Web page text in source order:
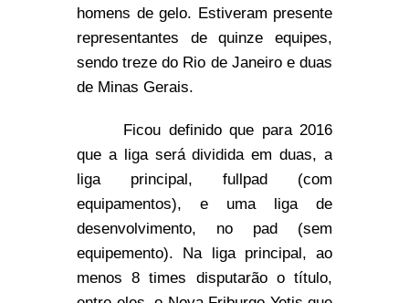
homens de gelo. Estiveram presente
representantes de quinze equipes,
sendo treze do Rio de Janeiro e duas
de Minas Gerais.
Ficou definido que para 2016
que a liga será dividida em duas, a
liga principal, fullpad (com
equipamentos), e uma liga de
desenvolvimento, no pad (sem
equipemento). Na liga principal, ao
menos 8 times disputarão o título,